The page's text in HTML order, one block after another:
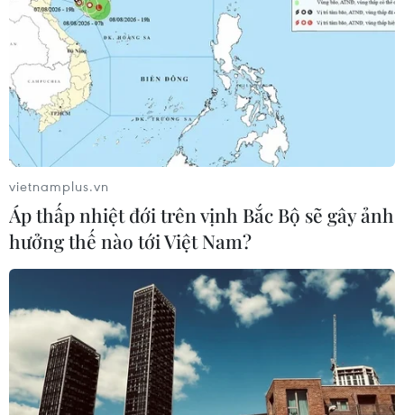
vietnamplus.vn
Áp thấp nhiệt đới trên vịnh Bắc Bộ sẽ gây ảnh
hưởng thế nào tới Việt Nam?